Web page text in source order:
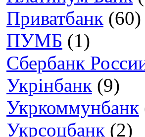
Приватбанк (60)
ПУМБ (1)
Сбербанк
Укрінбанк (9)
Укркоммунбанк
Укрсоцбанк (2)